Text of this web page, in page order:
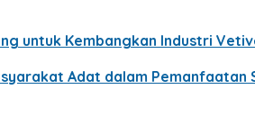
untuk Kembangkan Industri
Adat dalam Pemanfaatan